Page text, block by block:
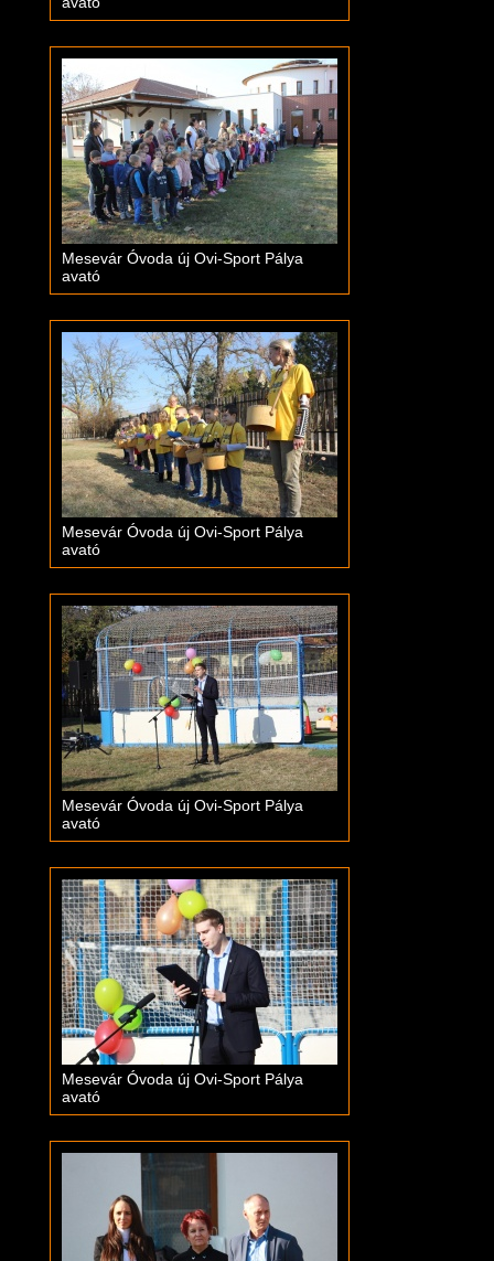
Mesevár Óvoda új Ovi-Sport Pálya
avató
Mesevár Óvoda új Ovi-Sport Pálya
avató
Mesevár Óvoda új Ovi-Sport Pálya
avató
Mesevár Óvoda új Ovi-Sport Pálya
avató